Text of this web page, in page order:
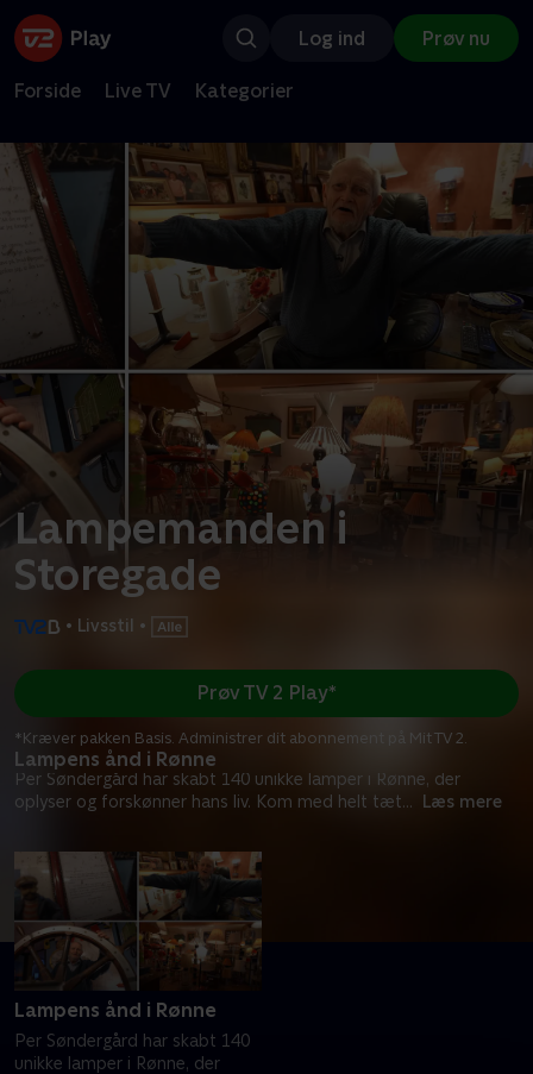
Log ind Prøv nu
Forside Live TV Kategorier
Lampemanden i
Storegade
• Livsstil •
Lampens ånd i Rønne
Per Søndergård har skabt 140 unikke lamper i Rønne, der
oplyser og forskønner hans liv. Kom med helt tæt... Læs mere
Prøv TV 2 Play*
*Kræver pakken Basis. Administrer dit abonnement på Mit TV 2.
Lampens ånd i Rønne
Per Søndergård har skabt 140
unikke lamper i Rønne, der